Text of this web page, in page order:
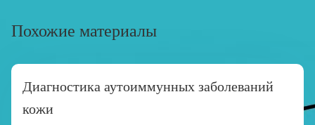
Похожие материалы
Диагностика аутоиммунных заболеваний
кожи